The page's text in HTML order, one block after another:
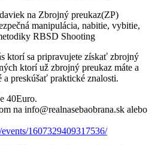
na Zbrojný preukaz(ZP)
manipulácia, nabitie, vybitie,
RBSD Shooting
ktorí sa pripravujete získať zbrojný
ktorí už zbrojný preukaz máte a
preskúšať praktické znalosti.
40Euro.
na info@realnasebaobrana.sk alebo
1607329409317536/